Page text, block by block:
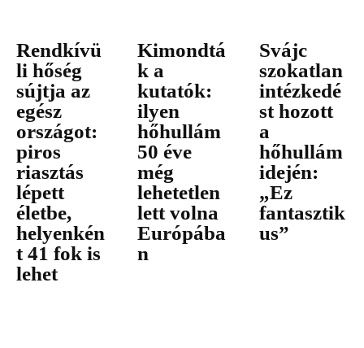
Rendkívü
li hőség
sújtja az
egész
országot:
piros
riasztás
lépett
életbe,
helyenkén
t 41 fok is
lehet
Kimondtá
k a
kutatók:
ilyen
hőhullám
50 éve
még
lehetetlen
lett volna
Európába
n
Svájc
szokatlan
intézkedé
st hozott
a
hőhullám
idején:
„Ez
fantasztik
us”